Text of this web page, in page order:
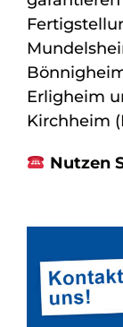
Erligheim
Kirchheim
Nutzen